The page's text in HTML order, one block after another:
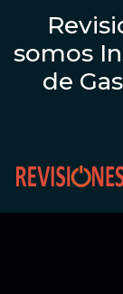
somos
de